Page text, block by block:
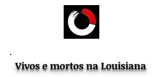
Vivos e mortos na Louisiana